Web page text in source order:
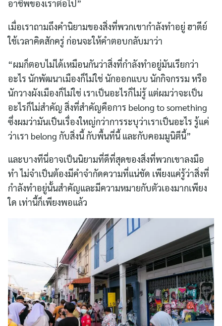
อาชีพของเราต่อไป”
เมื่อเราถามถึงคำนิยามของสิ่งที่พวกเขากำลังทำอยู่ ฮาดีย์
ใช้เวลาคิดสักครู่ ก่อนจะให้คำตอบกลับมาว่า
“ผมก็ตอบไม่ได้เหมือนกันว่าสิ่งที่กำลังทำอยู่มันเรียกว่า
อะไร นักพัฒนาเมืองก็ไม่ใช่ นักออกแบบ นักกิจกรรม หรือ
นักวางผังเมืองก็ไม่ใช่ เราเป็นอะไรก็ไม่รู้ แต่ผมว่าจะเป็น
อะไรก็ไม่สำคัญ สิ่งที่สำคัญคือการ belong to something
ซึ่งผมว่ามันเป็นเรื่องใหญ่กว่าการระบุว่าเราเป็นอะไร รู้แค่
ว่าเรา belong กับสิ่งนี้ กับพื้นที่นี้ และกับคอมมูนิตีนี้”
และบางทีนี่อาจเป็นนิยามที่ดีที่สุดของสิ่งที่พวกเขาลงมือ
ทำ ไม่จำเป็นต้องมีคำจำกัดความที่แน่ชัด เพียงแค่รู้ว่าสิ่งที่
กำลังทำอยู่นั้นสำคัญและมีความหมายกับตัวเองมากเพียง
ใด เท่านี้ก็เพียงพอแล้ว